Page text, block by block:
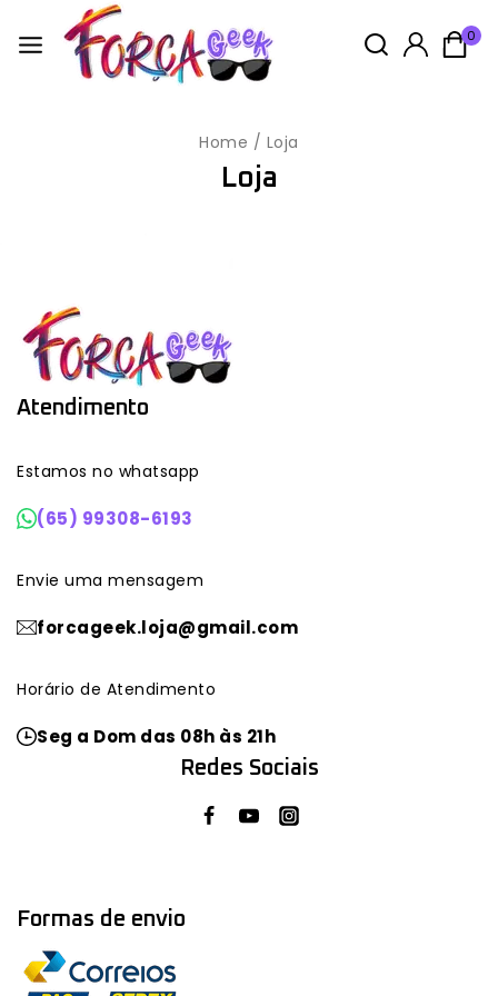
0
Home / Loja
Loja
Atendimento
Estamos no whatsapp
(65) 99308-6193
Envie uma mensagem
forcageek.loja@gmail.com
Horário de Atendimento
Seg a Dom das 08h às 21h
Redes Sociais
Formas de envio